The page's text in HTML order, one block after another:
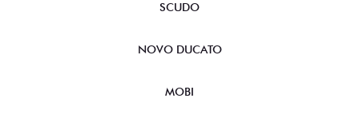
SCUDO
NOVO DUCATO
MOBI